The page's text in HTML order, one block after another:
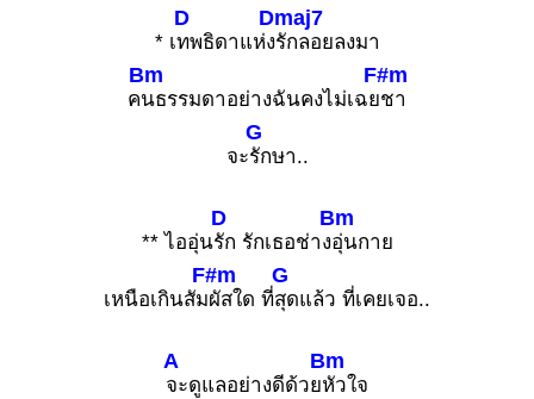
* เ
D
ทพธิดาแห่ง
Dmaj7
รักลอยลงมา
ค
Bm
นธรรมดาอย่างฉันคงไม่เฉย
F#m
ชา
จะ
G
รักษา..
** ไออุ่น
D
รัก รักเธอช่าง
Bm
อุ่นกาย
เหนือเกินสัม
F#m
ผัสใด ที่
G
สุดแล้ว ที่เคยเจอ..
A
จะดูแลอย่างดีด้วย
Bm
หัวใจ